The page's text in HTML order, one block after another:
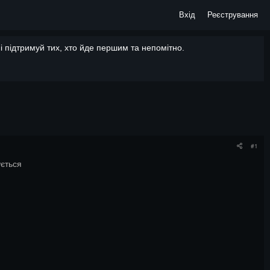
Вхід Реєстрування
тих, хто йде першим та непомітно.
#1